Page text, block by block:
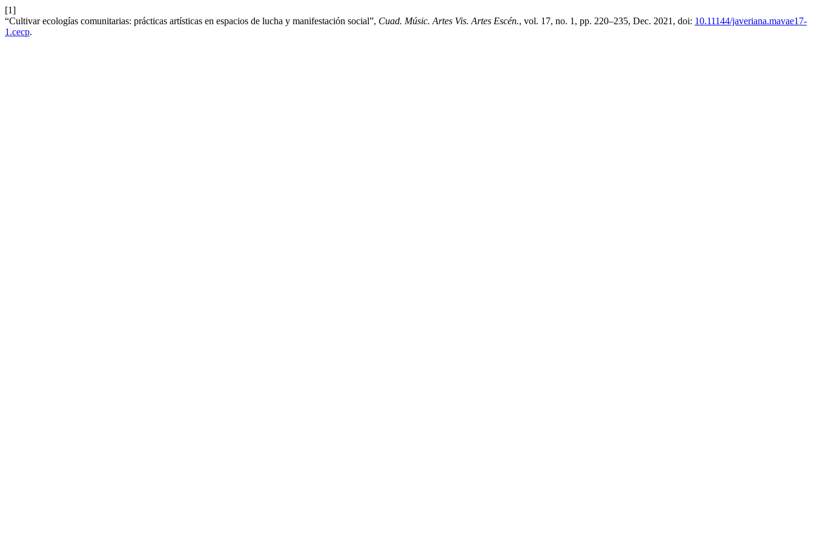
[1]
“Cultivar ecologías comunitarias: prácticas artísticas en espacios de lucha y manifestación social”, Cuad. Músic. Artes Vis. Artes Escén., vol. 17, no. 1, pp. 220–235, Dec. 2021, doi: 10.11144/javeriana.mavae17-
1.cecp.